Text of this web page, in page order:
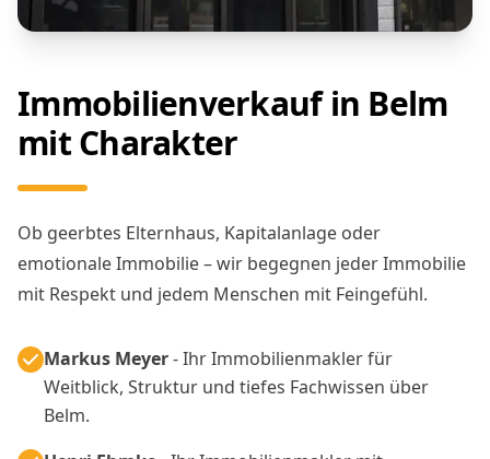
Immobilienverkauf in Belm
mit Charakter
Ob geerbtes Elternhaus, Kapitalanlage oder
emotionale Immobilie – wir begegnen jeder Immobilie
mit Respekt und jedem Menschen mit Feingefühl.
Markus Meyer- Ihr Immobilienmakler für
Weitblick, Struktur und tiefes Fachwissen über
Belm.